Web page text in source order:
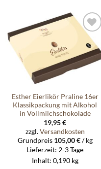
Auf die
Wunschliste
Esther Eierlikör Praline 16er
Klassikpackung mit Alkohol
in Vollmilchschokolade
19,95€
zzgl.Versandkosten
Grundpreis 105,00€/kg
Lieferzeit: 2-3 Tage
Inhalt: 0,190 kg